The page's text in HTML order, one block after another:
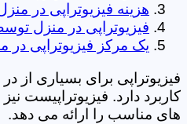
هزینه فیزیوتراپی در
فیزیوتراپی در منزل
یک مرکز فیزیوتراپی در
فیزیوتراپی برای بسیاری از
کاربرد دارد. فیزیوتراپیست
های مناسب را ارائه می دهد.